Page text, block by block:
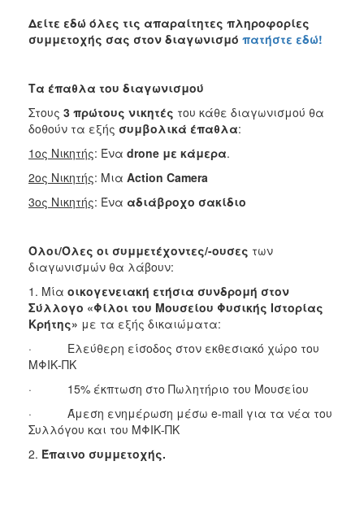
Δείτε εδώ όλες τις απαραίτητες πληροφορίες
συμμετοχής σας στον διαγωνισμό πατήστε εδώ!
Τα έπαθλα του διαγωνισμού
Στους 3 πρώτους νικητές του κάθε διαγωνισμού θα
δοθούν τα εξής συμβολικά έπαθλα:
1ος Νικητής: Ένα drone με κάμερα.
2ος Νικητής: Μια Action Camera
3ος Νικητής: Ένα αδιάβροχο σακίδιο
Όλοι/Όλες οι συμμετέχοντες/-ουσες των
διαγωνισμών θα λάβουν:
1. Μία οικογενειακή ετήσια συνδρομή στον
Σύλλογο «Φίλοι του Μουσείου Φυσικής Ιστορίας
Κρήτης» με τα εξής δικαιώματα:
· Ελεύθερη είσοδος στον εκθεσιακό χώρο του
ΜΦΙΚ-ΠΚ
· 15% έκπτωση στο Πωλητήριο του Μουσείου
· Άμεση ενημέρωση μέσω e-mail για τα νέα του
Συλλόγου και του ΜΦΙΚ-ΠΚ
2. Έπαινο συμμετοχής.